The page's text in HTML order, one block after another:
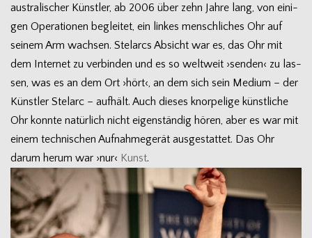
australischer Künst­ler, ab 2006 über zehn Jahre lang, von eini­
gen Ope­ra­tio­nen beglei­tet, ein lin­kes mensch­li­ches Ohr auf
sei­nem Arm wach­sen. Stel­arcs Absicht war es, das Ohr mit
dem Inter­net zu ver­bin­den und es so welt­weit ›sen­den‹ zu las­
sen, was es an dem Ort ›hört‹, an dem sich sein Medium – der
Künst­ler Stel­arc – auf­hält. Auch die­ses knor­pe­lige künst­li­che
Ohr konnte natür­lich nicht eigen­stän­dig hören, aber es war mit
einem tech­ni­schen Auf­nah­me­ge­rät aus­ge­stat­tet. Das Ohr
darum herum war ›nur‹ Kunst.